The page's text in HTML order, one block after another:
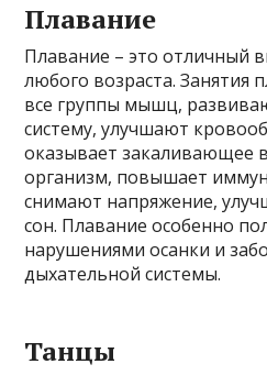
Плавание
Плавание – это отличный
любого возраста. Занятия
все группы мышц,
систему, улучшают
оказывает закаливающее
организм, повышает
снимают напряжение,
сон. Плавание особенно
нарушениями осанки и
дыхательной системы.
Танцы